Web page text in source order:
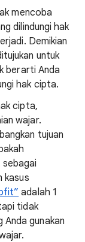
mencoba
dilindungi hak
Demikian
untuk
berarti Anda
hak cipta.
cipta,
wajar.
tujuan
kasus
adalah 1
tidak
gunakan